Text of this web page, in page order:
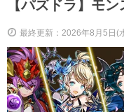
【パズドラ】モ
最終更新：2026年8月5日(